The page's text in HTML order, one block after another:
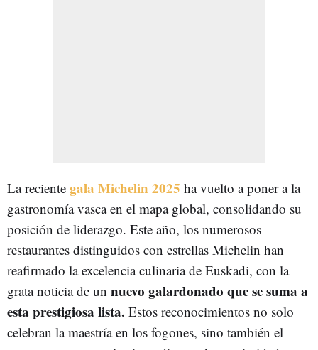
La reciente gala Michelin 2025 ha vuelto a poner a la
gastronomía vasca en el mapa global, consolidando su
posición de liderazgo. Este año, los numerosos
restaurantes distinguidos con estrellas Michelin han
reafirmado la excelencia culinaria de Euskadi, con la
grata noticia de un nuevo galardonado que se suma a
esta prestigiosa lista. Estos reconocimientos no solo
celebran la maestría en los fogones, sino también el